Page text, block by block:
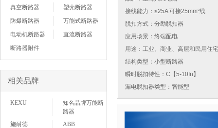
真空断路器
塑壳断路器
防爆断路器
万能式断路器
电动机断路器
直流断路器
断路器附件
相关品牌
KEXU
知名品牌万能断
路器
施耐德
ABB
接线能力：≤25A 可接25mm²线
脱扣方式：分励脱扣器
应用场景：终端配电
用途：工业、商业、高层和民用住
结构类型：小型断路器
瞬时脱扣特性：C【5-10In】
漏电脱扣器类型：智能型